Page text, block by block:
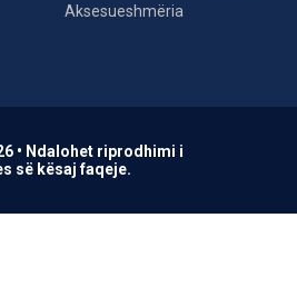
Aksesueshmëria
• Ndalohet riprodhimi i
së kësaj faqeje.